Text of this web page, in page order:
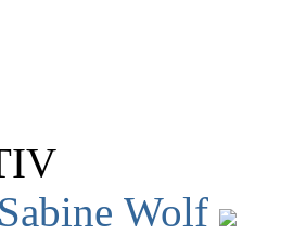
Wolf